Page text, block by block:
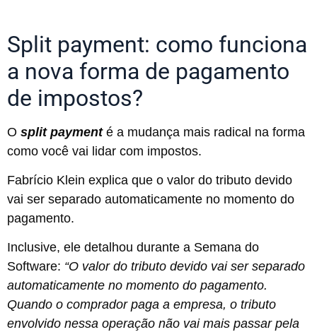
Split payment: como funciona
a nova forma de pagamento
de impostos?
O split paymenté a mudança mais radical na forma
como você vai lidar com impostos.
Fabrício Klein explica que o valor do tributo devido
vai ser separado automaticamente no momento do
pagamento.
Inclusive, ele detalhou durante a Semana do
Software: “O valor do tributo devido vai ser separado
automaticamente no momento do pagamento.
Quando o comprador paga a empresa, o tributo
envolvido nessa operação não vai mais passar pela